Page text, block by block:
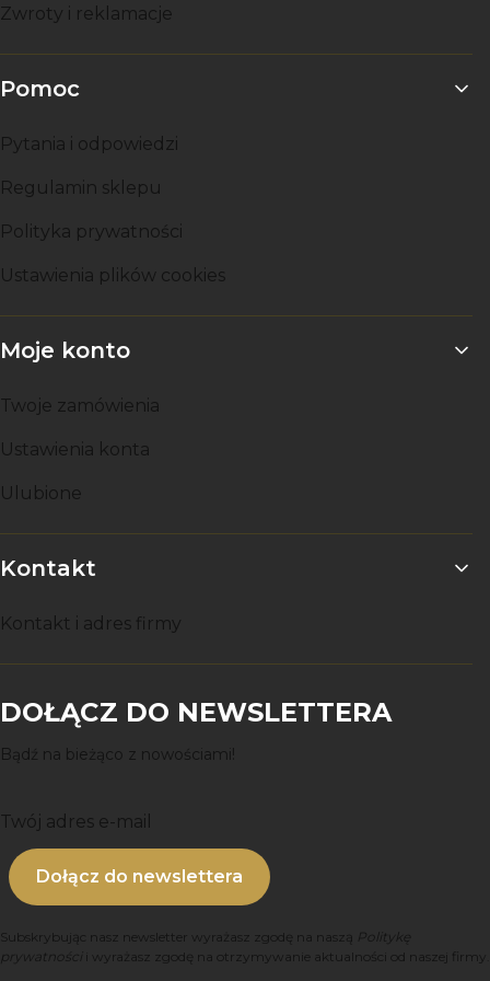
Zwroty i reklamacje
Pomoc
Pytania i odpowiedzi
Regulamin sklepu
Polityka prywatności
Ustawienia plików cookies
Moje konto
Twoje zamówienia
Ustawienia konta
Ulubione
Kontakt
Kontakt i adres firmy
DOŁĄCZ DO NEWSLETTERA
Bądź na bieżąco z nowościami!
Twój adres e-mail
Dołącz do newslettera
Subskrybując nasz newsletter wyrażasz zgodę na naszą Politykę
prywatności
i wyrażasz zgodę na otrzymywanie aktualności od naszej firmy.